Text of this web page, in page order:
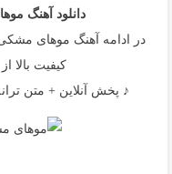
دانلود آهنگ
در ادامه آهنگ موهای
کیفیت بالا
♪ پخش آنلاین + متن